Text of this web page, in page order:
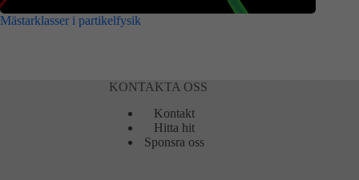
Mästarklasser i partikelfysik
KONTAKTA OSS
Kontakt
Hitta hit
Sponsra oss